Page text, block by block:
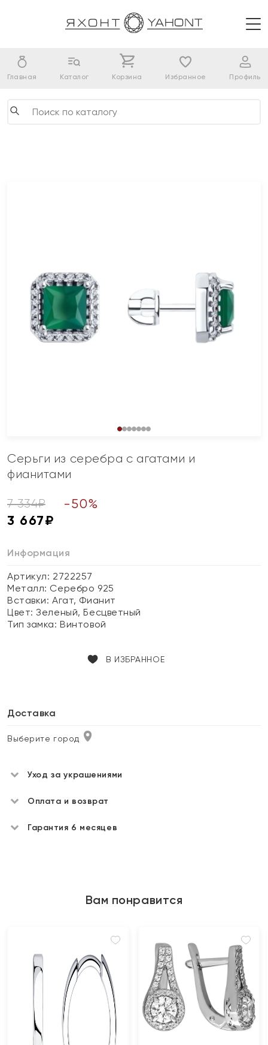
Главная Каталог Корзина Избранное Профиль
Серьги из серебра с агатами и
фианитами
7 334₽ -50%
3 667₽
Информация
Артикул: 2722257
Металл: Серебро 925
Вставки:Агат, Фианит
Цвет:Зеленый, Бесцветный
Тип замка:Винтовой
В ИЗБРАННОЕ
Доставка
Выберите город
Уход за украшениями
Оплата и возврат
Гарантия 6 месяцев
Вам понравится